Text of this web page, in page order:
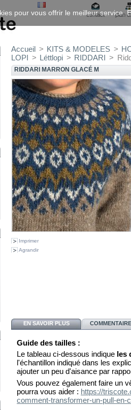
contact plan
Accueil > KITS & MODELES >
LOPI > Léttlopi > RIDDARI >
RIDDARI MARRON GLACÉ M
Imprimer
Agrandir
EN SAVOIR PLUS
Guide des tailles :
Le tableau ci-dessous indique les
l'échantillon indiqué dans les
ajouter un peu d'aisance par
Vous pouvez également faire un
pourra vous aider : https://
comment-transformer-un-pull-en-
pour vous offrir le meilleur